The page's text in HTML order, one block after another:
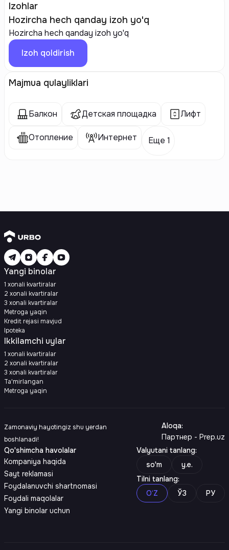
Izohlar
Hozircha hech qanday izoh yo'q
Hozircha hech qanday izoh yo'q
Izoh qoldirish
Majmua qulayliklari
Балкон Детская площадка Лифт
Отопление Интернет Еще 1
Yangi binolar
1 xonali kvartiralar
2 xonali kvartiralar
3 xonali kvartiralar
Metroga yaqin
Kredit rejasi mavjud
Ipoteka
Ikkilamchi uylar
1 xonali kvartiralar
2 xonali kvartiralar
3 xonali kvartiralar
Ta'mirlangan
Metroga yaqin
Zamonaviy hayotingiz shu yerdan
boshlanadi!
Aloqa:
Партнер - Prep.uz
Qo'shimcha havolalar
Kompaniya haqida
Sayt reklamasi
Foydalanuvchi shartnomasi
Foydali maqolalar
Yangi binolar uchun
Valyutani tanlang:
so'm
y.e.
Tilni tanlang:
O‘Z
ЎЗ РУ